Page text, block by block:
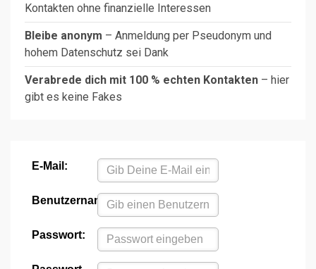
Kontakten ohne finanzielle Interessen
Bleibe anonym – Anmeldung per Pseudonym und
hohem Datenschutz sei Dank
Verabrede dich mit 100 % echten Kontakten – hier
gibt es keine Fakes